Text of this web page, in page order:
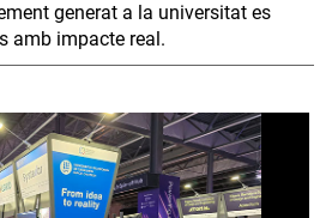
generat a la universitat es
amb impacte real.